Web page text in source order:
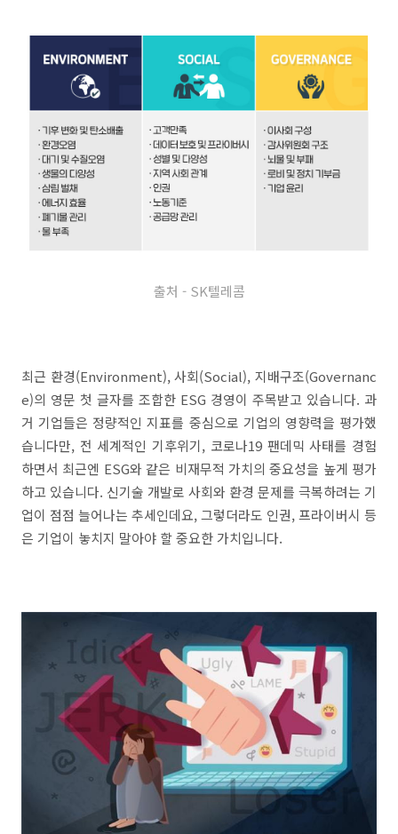
출처 - SK텔레콤
최근 환경(Environment), 사회(Social), 지배구조(Governanc
e)의 영문 첫 글자를 조합한 ESG 경영이 주목받고 있습니다. 과
거 기업들은 정량적인 지표를 중심으로 기업의 영향력을 평가했
습니다만, 전 세계적인 기후위기, 코로나19 팬데믹 사태를 경험
하면서 최근엔 ESG와 같은 비재무적 가치의 중요성을 높게 평가
하고 있습니다. 신기술 개발로 사회와 환경 문제를 극복하려는 기
업이 점점 늘어나는 추세인데요, 그렇더라도 인권, 프라이버시 등
은 기업이 놓치지 말아야 할 중요한 가치입니다.